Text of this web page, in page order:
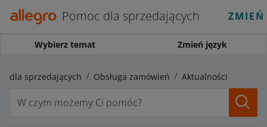
Pomoc dla sprzedających
Wybierz temat Zmień język
dla sprzedających Obsługa zamówień Aktualności